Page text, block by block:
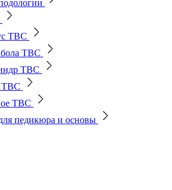
ТВС
ТВС
ТВС
ТВС
педикюра и основы